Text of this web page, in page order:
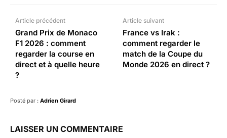
Article précédent
Grand Prix de Monaco
F1 2026 : comment
regarder la course en
direct et à quelle heure
?
Article suivant
France vs Irak :
comment regarder le
match de la Coupe du
Monde 2026 en direct ?
Posté par : Adrien Girard
LAISSER UN COMMENTAIRE